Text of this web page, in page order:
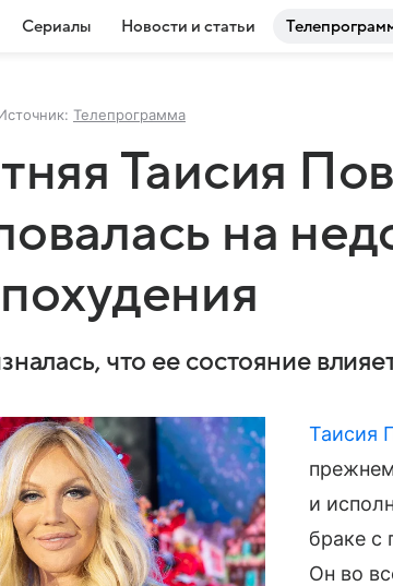
Сериалы Новости и статьи
Телепрограмма
Таисия
на
что ее состояние
Таисия
и
браке с
Он во